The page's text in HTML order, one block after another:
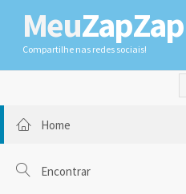
MeuZapZap
Compartilhe nas redes sociais!
Home
Encontrar